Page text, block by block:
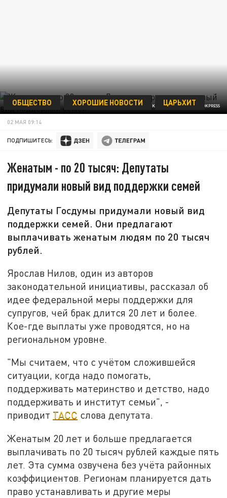
ФОТО: MAKSIM KONSTANTINOV/GLOBALLOOKPRESS
ОБЩЕСТВО ХОРОШИЕ НОВОСТИ ЦАРЬХИТ
02 МАЯ 09:14
ПОДПИШИТЕСЬ:
Женатым - по 20 тысяч: Депутаты
придумали новый вид поддержки семей
Депутаты Госдумы придумали новый вид
поддержки семей. Они предлагают
выплачивать женатым людям по 20 тысяч
рублей.
Ярослав Нилов, один из авторов
законодательной инициативы, рассказал об
идее федеральной меры поддержки для
супругов, чей брак длится 20 лет и более.
Кое-где выплаты уже проводятся, но на
региональном уровне.
"Мы считаем, что с учётом сложившейся
ситуации, когда надо помогать,
поддерживать материнство и детство, надо
поддерживать и институт семьи", -
приводит ТАСС слова депутата.
Женатым 20 лет и больше предлагается
выплачивать по 20 тысяч рублей каждые пять
лет. Эта сумма озвучена без учёта районных
коэффициентов. Регионам планируется дать
право устанавливать и другие меры